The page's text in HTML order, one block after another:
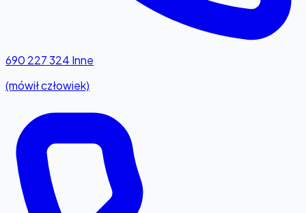
690 227 324 Inne
(mówił człowiek)